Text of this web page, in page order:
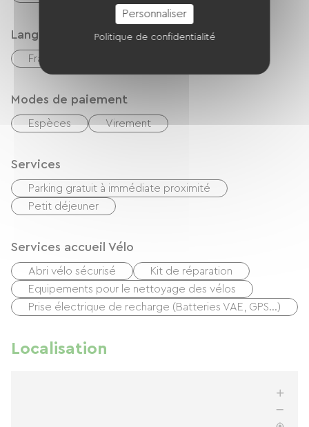
Langues parlées
Français
Modes de paiement
Espèces Virement
Services
Parking gratuit à immédiate proximité
Petit déjeuner
Services accueil Vélo
Abri vélo sécurisé
Kit de réparation
Equipements pour le nettoyage des vélos
Prise électrique de recharge (Batteries VAE, GPS…)
Localisation
Personnaliser
Politique de confidentialité